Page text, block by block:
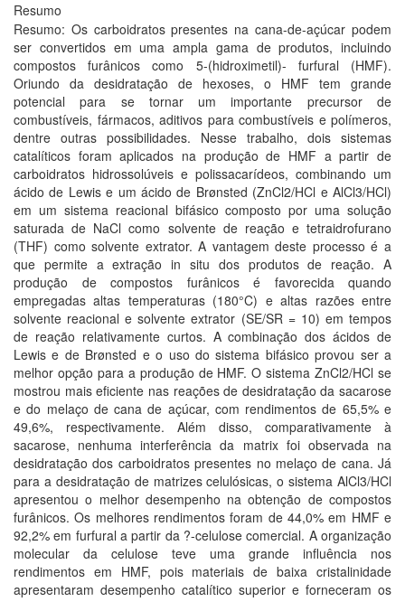
Resumo
Resumo: Os carboidratos presentes na cana-de-açúcar podem
ser convertidos em uma ampla gama de produtos, incluindo
compostos furânicos como 5-(hidroximetil)- furfural (HMF).
Oriundo da desidratação de hexoses, o HMF tem grande
potencial para se tornar um importante precursor de
combustíveis, fármacos, aditivos para combustíveis e polímeros,
dentre outras possibilidades. Nesse trabalho, dois sistemas
catalíticos foram aplicados na produção de HMF a partir de
carboidratos hidrossolúveis e polissacarídeos, combinando um
ácido de Lewis e um ácido de Brønsted (ZnCl2/HCl e AlCl3/HCl)
em um sistema reacional bifásico composto por uma solução
saturada de NaCl como solvente de reação e tetraidrofurano
(THF) como solvente extrator. A vantagem deste processo é a
que permite a extração in situ dos produtos de reação. A
produção de compostos furânicos é favorecida quando
empregadas altas temperaturas (180°C) e altas razões entre
solvente reacional e solvente extrator (SE/SR = 10) em tempos
de reação relativamente curtos. A combinação dos ácidos de
Lewis e de Brønsted e o uso do sistema bifásico provou ser a
melhor opção para a produção de HMF. O sistema ZnCl2/HCl se
mostrou mais eficiente nas reações de desidratação da sacarose
e do melaço de cana de açúcar, com rendimentos de 65,5% e
49,6%, respectivamente. Além disso, comparativamente à
sacarose, nenhuma interferência da matrix foi observada na
desidratação dos carboidratos presentes no melaço de cana. Já
para a desidratação de matrizes celulósicas, o sistema AlCl3/HCl
apresentou o melhor desempenho na obtenção de compostos
furânicos. Os melhores rendimentos foram de 44,0% em HMF e
92,2% em furfural a partir da ?-celulose comercial. A organização
molecular da celulose teve uma grande influência nos
rendimentos em HMF, pois materiais de baixa cristalinidade
apresentaram desempenho catalítico superior e forneceram os